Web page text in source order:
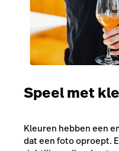
Speel met
Kleuren hebben een
dat een foto oproept.